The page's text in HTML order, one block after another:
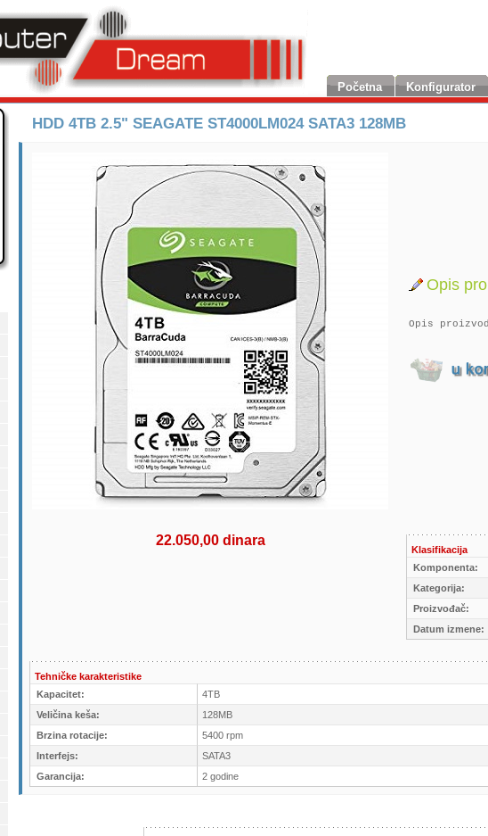
Početna Konfigurator
HDD 4TB 2.5" SEAGATE ST4000LM024 SATA3 128MB
Opis
Opis
22.050,00 dinara
Klasifikacija
Komponenta:
Kategorija:
Proizvođač:
Datum izmene:
Tehničke karakteristike
Kapacitet:
4TB
Veličina keša:
128MB
Brzina rotacije:
5400 rpm
Interfejs:
SATA3
Garancija:
2 godine